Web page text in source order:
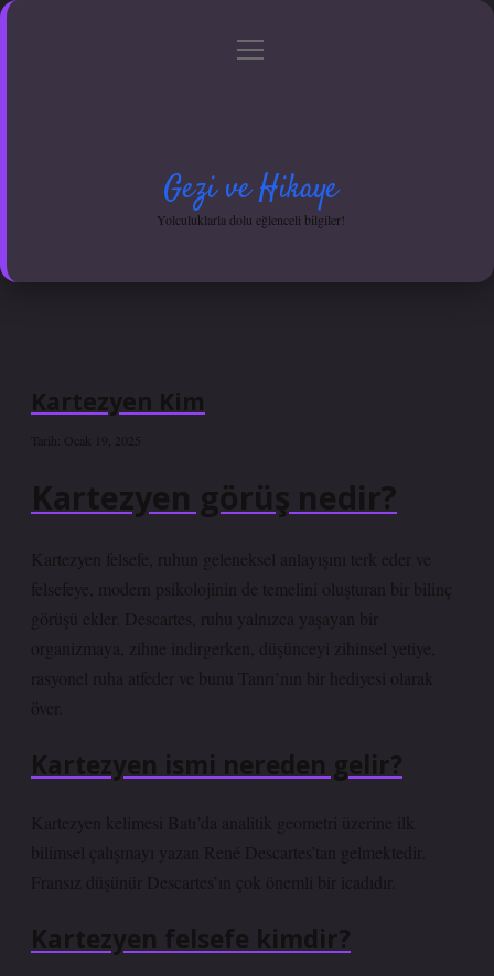
Gizlilik Politikası
menüyü
Gezi ve Hikaye
Yolculuklarla dolu eğlenceli bilgiler!
Kartezyen Kim
Tarih: Ocak 19, 2025
Kartezyen görüş nedir?
Kartezyen felsefe, ruhun geleneksel anlayışını terk eder ve
felsefeye, modern psikolojinin de temelini oluşturan bir bilinç
görüşü ekler. Descartes, ruhu yalnızca yaşayan bir
organizmaya, zihne indirgerken, düşünceyi zihinsel yetiye,
rasyonel ruha atfeder ve bunu Tanrı’nın bir hediyesi olarak
över.
Kartezyen ismi nereden gelir?
Kartezyen kelimesi Batı’da analitik geometri üzerine ilk
bilimsel çalışmayı yazan René Descartes’tan gelmektedir.
Fransız düşünür Descartes’ın çok önemli bir icadıdır.
Kartezyen felsefe kimdir?